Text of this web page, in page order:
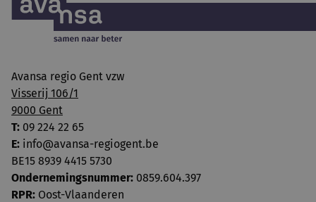
Avansa regio Gent vzw
Visserij 106/1
9000 Gent
T: 09 224 22 65
E: info@avansa-regiogent.be
BE15 8939 4415 5730
Ondernemingsnummer: 0859.604.397
RPR: Oost-Vlaanderen